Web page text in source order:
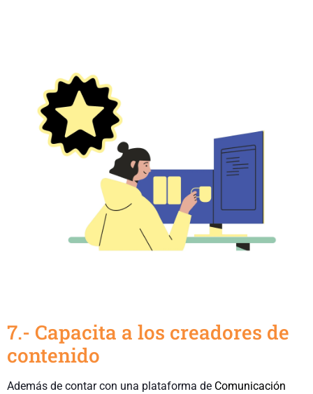
7.- Capacita a los creadores de
contenido
Además de contar con una plataforma de Comunicación